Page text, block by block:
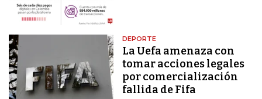
DEPORTE
La Uefa amenaza con
tomar acciones legales
por comercialización
fallida de Fifa